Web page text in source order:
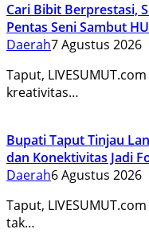
Cari Bibit Berprestasi,
Pentas Seni Sambut
Daerah7 Agustus 2026
Taput,
kreativitas…
Bupati Taput Tinjau
dan Konektivitas Jadi
Daerah6 Agustus 2026
Taput,
tak…